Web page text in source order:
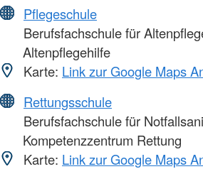
Pflegeschule
Berufsfachschule für
Altenpflegehilfe
Karte: Link zur Google Maps
Rettungsschule
Berufsfachschule für
Kompetenzzentrum Rettung
Karte: Link zur Google Maps